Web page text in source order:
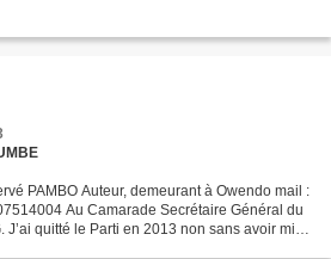
PAMBO Auteur, demeurant à Owendo mail :
Au Camarade Secrétaire Général du
J’ai quitté le Parti en 2013 non sans avoir mis